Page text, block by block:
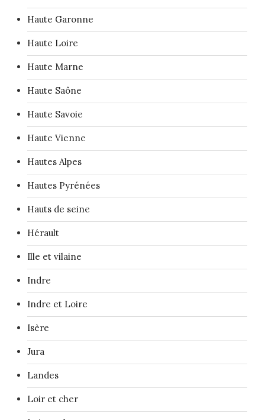
Haute Garonne
Haute Loire
Haute Marne
Haute Saône
Haute Savoie
Haute Vienne
Hautes Alpes
Hautes Pyrénées
Hauts de seine
Hérault
Ille et vilaine
Indre
Indre et Loire
Isère
Jura
Landes
Loir et cher